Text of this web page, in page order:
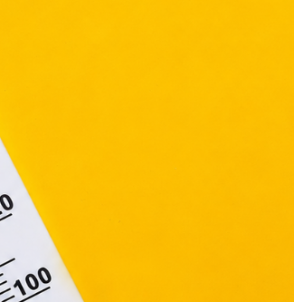
melyek az Európai Unió országain
és ezeknek a felhasználó
történő tárolásához a felhasználók